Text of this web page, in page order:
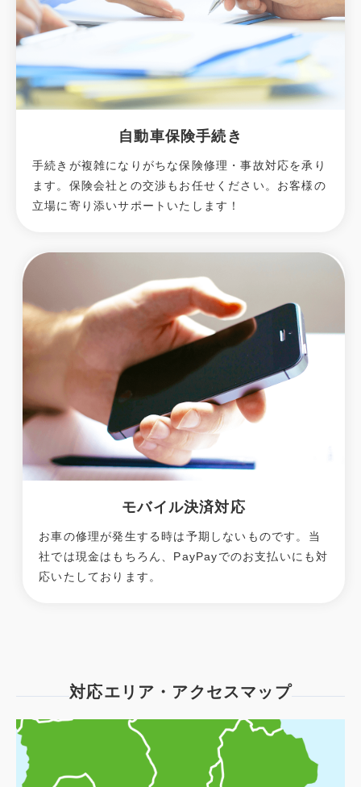
自動車保険手続き
手続きが複雑になりがちな保険修理・事故対応を承り
ます。保険会社との交渉もお任せください。お客様の
立場に寄り添いサポートいたします！
モバイル決済対応
お車の修理が発生する時は予期しないものです。当
社では現金はもちろん、PayPayでのお支払いにも対
応いたしております。
対応エリア・アクセスマップ